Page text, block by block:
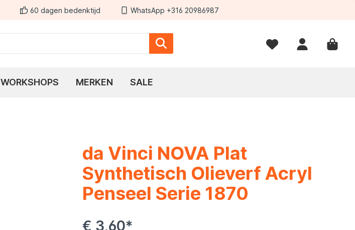
60 dagen bedenktijd WhatsApp +316 20986987
WORKSHOPS MERKEN SALE
da Vinci NOVA Plat
Synthetisch Olieverf Acryl
Penseel Serie 1870
€ 3,60*